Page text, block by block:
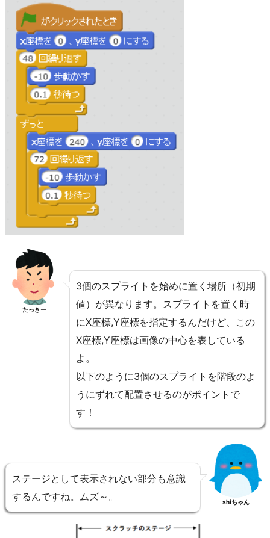
たっきー
3個のスプライトを始めに置く場所（初期
値）が異なります。スプライトを置く時
にX座標,Y座標を指定するんだけど、この
X座標,Y座標は画像の中心を表している
よ。
以下のように3個のスプライトを階段のよ
うにずれて配置させるのがポイントで
す！
ステージとして表示されない部分も意識
するんですね。ムズ～。
shiちゃん